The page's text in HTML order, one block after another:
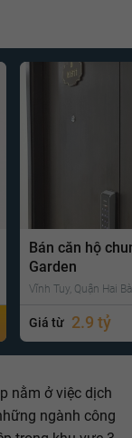
Bán căn hộ
Garden
Vĩnh Tuy, Quận Hai
Giá từ 2.9 tỷ
nằm ở việc dịch
ngành công